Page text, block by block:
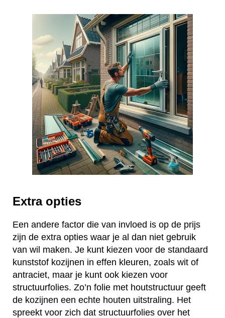
Extra opties
Een andere factor die van invloed is op de prijs
zijn de extra opties waar je al dan niet gebruik
van wil maken. Je kunt kiezen voor de standaard
kunststof kozijnen in effen kleuren, zoals wit of
antraciet, maar je kunt ook kiezen voor
structuurfolies. Zo’n folie met houtstructuur geeft
de kozijnen een echte houten uitstraling. Het
spreekt voor zich dat structuurfolies over het